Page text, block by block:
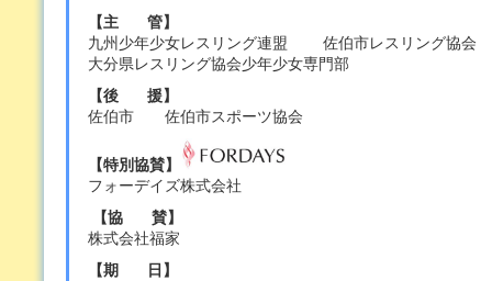
【主 管】
九州少年少女レスリング連盟 佐伯市レスリング協会
大分県レスリング協会少年少女専門部
【後 援】
佐伯市 佐伯市スポーツ協会
【特別協賛】
フォーデイズ株式会社
【協 賛】
株式会社福家
【期 日】